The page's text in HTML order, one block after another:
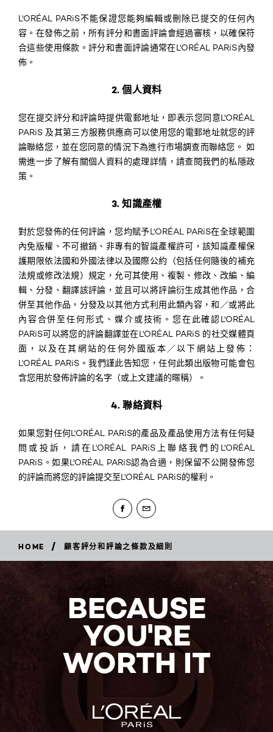
L'ORÉAL PARiS不能保證您能夠編輯或刪除已提交的任何內
容。在發佈之前，所有評分和書面評論會經過審核，以確保符
合這些使用條款。評分和書面評論通常在L'ORÉAL PARiS內發
佈。
2. 個人資料
您在提交評分和評論時提供電郵地址，即表示您同意L'ORÉAL
PARiS 及其第三方服務供應商可以使用您的電郵地址就您的評
論聯絡您，並在您同意的情況下為進行市場調查而聯絡您。 如
需進一步了解有關個人資料的處理詳情，請查閱我們的私隱政
策。
3. 知識產權
對於您發佈的任何評論，您均賦予L'ORÉAL PARiS在全球範圍
內免版權、不可撤銷、非專有的智識產權許可，該知識產權保
護期限依法國和外國法律以及國際公約（包括任何隨後的補充
法規或修改法規）規定，允可其使用、複製、修改、改編、編
輯、分發、翻譯該評論，並且可以將評論衍生成其他作品，合
併至其他作品，分發及以其他方式利用此類內容，和／或將此
內容合併至任何形式、媒介或技術。您在此確認L'ORÉAL
PARiS可以將您的評論翻譯並在L'ORÉAL PARiS 的社交媒體頁
面，以及在其網站的任何外國版本／以下網站上發佈：
L'ORÉAL PARiS。我們謹此告知您，任何此類出版物可能會包
含您用於發佈評論的名字（或上文建議的暱稱）。
4. 聯絡資料
如果您對任何L'ORÉAL PARiS的產品及產品使用方法有任何疑
問或投訴，請在L'ORÉAL PARiS上聯絡我們的L'ORÉAL
PARiS。如果L'ORÉAL PARiS認為合適，則保留不公開發佈您
的評論而將您的評論提交至L'ORÉAL PARiS的權利。
HOME / 顧客評分和評論之條款及細則
BECAUSE
YOU'RE
WORTH IT